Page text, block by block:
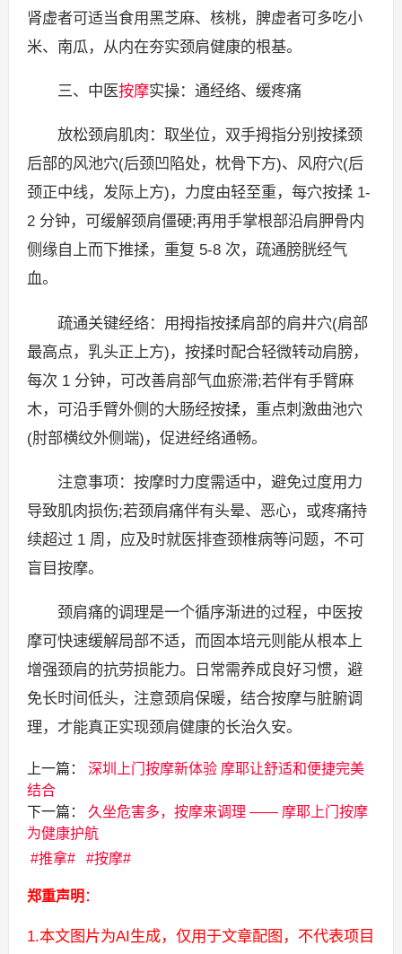
肾虚者可适当食用黑芝麻、核桃，脾虚者可多吃小
米、南瓜，从内在夯实颈肩健康的根基。
三、中医按摩实操：通经络、缓疼痛
放松颈肩肌肉：取坐位，双手拇指分别按揉颈
后部的风池穴(后颈凹陷处，枕骨下方)、风府穴(后
颈正中线，发际上方)，力度由轻至重，每穴按揉 1-
2 分钟，可缓解颈肩僵硬;再用手掌根部沿肩胛骨内
侧缘自上而下推揉，重复 5-8 次，疏通膀胱经气
血。
疏通关键经络：用拇指按揉肩部的肩井穴(肩部
最高点，乳头正上方)，按揉时配合轻微转动肩膀，
每次 1 分钟，可改善肩部气血瘀滞;若伴有手臂麻
木，可沿手臂外侧的大肠经按揉，重点刺激曲池穴
(肘部横纹外侧端)，促进经络通畅。
注意事项：按摩时力度需适中，避免过度用力
导致肌肉损伤;若颈肩痛伴有头晕、恶心，或疼痛持
续超过 1 周，应及时就医排查颈椎病等问题，不可
盲目按摩。
颈肩痛的调理是一个循序渐进的过程，中医按
摩可快速缓解局部不适，而固本培元则能从根本上
增强颈肩的抗劳损能力。日常需养成良好习惯，避
免长时间低头，注意颈肩保暖，结合按摩与脏腑调
理，才能真正实现颈肩健康的长治久安。
上一篇：
深圳上门按摩新体验 摩耶让舒适和便捷完美
结合
下一篇：
久坐危害多，按摩来调理 —— 摩耶上门按摩
为健康护航
推拿
按摩
郑重声明 ：
1.本文图片为AI生成，仅用于文章配图，不代表项目